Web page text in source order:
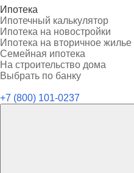
Ипотека
Ипотечный калькулятор
Ипотека на новостройки
Ипотека на вторичное жилье
Семейная ипотека
На строительство дома
Выбрать по банку
+7 (800) 101-0237